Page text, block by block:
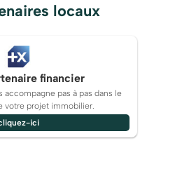
locaux
financier
accompagne pas à pas dans le
votre projet immobilier.
ici